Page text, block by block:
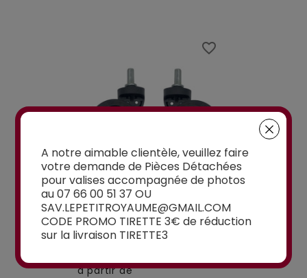
roulette, 4 cm
A-35
À 4...
Belfort , Belmont,5cm pour valise
Delsey 70 cm, 76 cm, 82 cm
ROULETTES DOUBLES 5 CM
POUR VALISES RIGIDES...
à partir de
favorite_border
A-115segur
ROULETTES
OU W110
A notre aimable clientèle, veuillez faire
votre demande de Pièces Détachées
pour valises accompagnée de photos
au 07 66 00 51 37 OU
SAV.LEPETITROYAUME@GMAIL.COM
CODE PROMO TIRETTE 3€ de réduction
sur la livraison TIRETTE3